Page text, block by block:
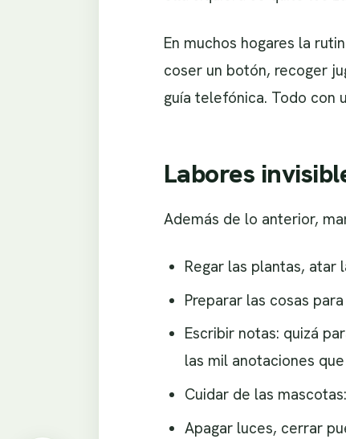
En muchos hogares la
coser un botón, recoger
guía telefónica. Todo con
Labores
Además de lo anterior,
Regar las plantas, atar
Preparar las cosas
Escribir notas: quizá
las mil anotaciones
Cuidar de las
Apagar luces, cerrar